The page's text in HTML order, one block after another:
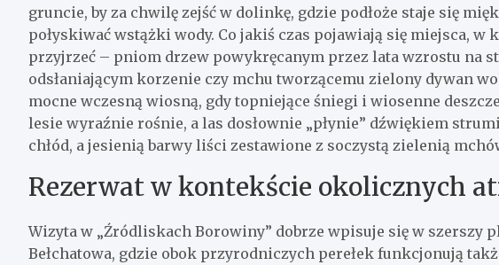
gruncie, by za chwilę zejść w dolinkę, gdzie podłoże staje się
połyskiwać wstążki wody. Co jakiś czas pojawiają się miejsca,
przyjrzeć – pniom drzew powykręcanym przez lata wzrostu na
odsłaniającym korzenie czy mchu tworzącemu zielony dywan
mocne wczesną wiosną, gdy topniejące śniegi i wiosenne
lesie wyraźnie rośnie, a las dosłownie „płynie” dźwiękiem
chłód, a jesienią barwy liści zestawione z soczystą zielenią
Rezerwat w kontekście okolicznych
Wizyta w „Źródliskach Borowiny” dobrze wpisuje się w
Bełchatowa, gdzie obok przyrodniczych perełek funkcjonują